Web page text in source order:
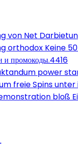
von Net
orthodox Keine
и промокоды.4416
power
freie Spins
bloß